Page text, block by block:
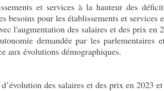
et services à la hauteur des
besoins pour les établissements et
l'augmentation des salaires et des prix en
demandée par les parlementaires
aux évolutions démographiques.
des salaires et des prix en 2023